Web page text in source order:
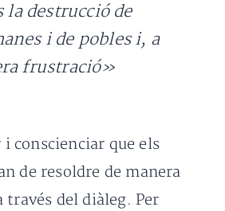
la destrucció de
i de pobles i, a
frustració»
i conscienciar que els
de resoldre de manera
del diàleg. Per